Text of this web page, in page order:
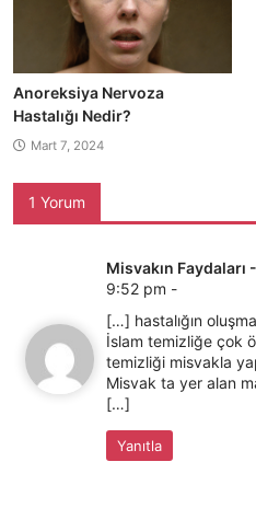
Anoreksiya Nervoza
Hastalığı Nedir?
Mart 7, 2024
1 Yorum
Misvakın Faydaları
9:52 pm -
[…] hastalığın
İslam temizliğe çok
temizliği misvakla
Misvak ta yer alan
[…]
Yanıtla